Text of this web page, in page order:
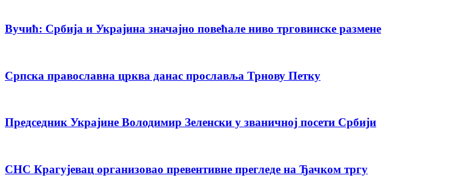
Вучић: Србија и Украјина значајно повећале ниво трговинске размене
Српска православна црква данас прославља Трнову Петку
Председник Украјине Володимир Зеленски у званичној посети Србији
СНС Крагујевац организовао превентивне прегледе на Ђачком тргу